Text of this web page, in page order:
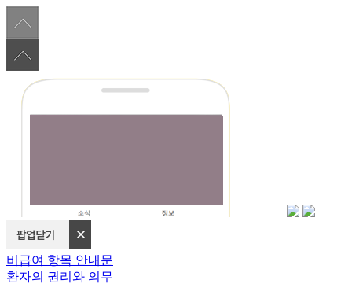
비급여 항목 안내문
환자의 권리와 의무